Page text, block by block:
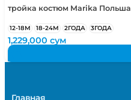
тройка костюм Marika Польша
12-18М 18-24М 2ГОДА 3ГОДА
1,229,000сум
Главная